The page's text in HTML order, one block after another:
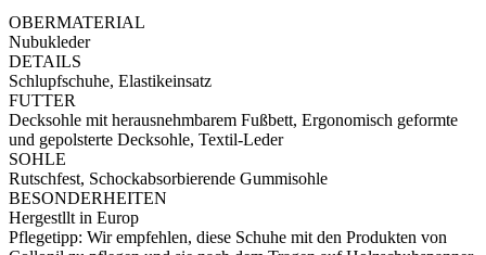
OBERMATERIAL
Nubukleder
DETAILS
Schlupfschuhe, Elastikeinsatz
FUTTER
Decksohle mit herausnehmbarem Fußbett, Ergonomisch geformte
und gepolsterte Decksohle, Textil-Leder
SOHLE
Rutschfest, Schockabsorbierende Gummisohle
BESONDERHEITEN
Hergestllt in Europ
Pflegetipp: Wir empfehlen, diese Schuhe mit den Produkten von